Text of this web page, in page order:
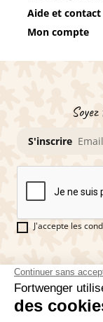
Aide et contact
Mon compte
S'inscrire
J'accepte les